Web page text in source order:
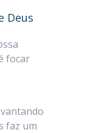
Deus
focar
faz um